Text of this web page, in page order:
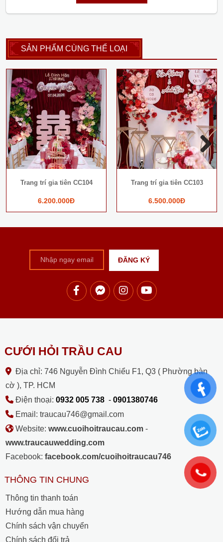
SẢN PHẨM CÙNG THỂ LOẠI
Trang trí gia tiên CC104
6.200.000Đ
Trang trí gia tiên CC103
6.500.000Đ
Next
CƯỚI HỎI TRẦU CAU
Địa chỉ: 746 Nguyễn Đình Chiểu F1, Q3 ( Phường bàn
cờ ), TP. HCM
Điện thoại: 0932 005 738- 0901380746
Email: traucau746@gmail.com
Website: www.cuoihoitraucau.com -
www.traucauwedding.com
Facebook: facebook.com/cuoihoitraucau746
THÔNG TIN CHUNG
Thông tin thanh toán
Hướng dẫn mua hàng
Chính sách vận chuyển
Chính sách đổi trả